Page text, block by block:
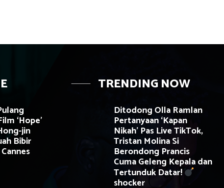
‘Hope’
jin
Bibir
TRENDING NOW
Ditodong Olla Ramlan
Pertanyaan ‘Kapan
Nikah’ Pas Live TikTok,
Tristan Molina Si
Berondong Prancis
Cuma Geleng Kepala dan
Tertunduk Datar!
shocker